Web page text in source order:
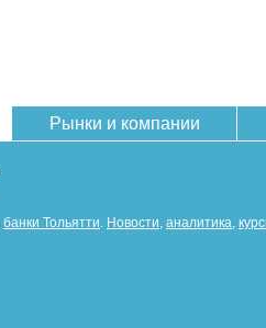
Рынки и компании
банки Тольятти Новости аналитика